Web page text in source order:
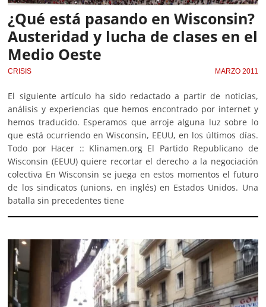
¿Qué está pasando en Wisconsin?
Austeridad y lucha de clases en el
Medio Oeste
CRISIS MARZO 2011
El siguiente artículo ha sido redactado a partir de noticias,
análisis y experiencias que hemos encontrado por internet y
hemos traducido. Esperamos que arroje alguna luz sobre lo
que está ocurriendo en Wisconsin, EEUU, en los últimos días.
Todo por Hacer :: Klinamen.org El Partido Republicano de
Wisconsin (EEUU) quiere recortar el derecho a la negociación
colectiva En Wisconsin se juega en estos momentos el futuro
de los sindicatos (unions, en inglés) en Estados Unidos. Una
batalla sin precedentes tiene